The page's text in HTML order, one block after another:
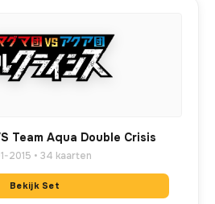
Team Aqua Double Crisis
2015 • 34 kaarten
Bekijk Set